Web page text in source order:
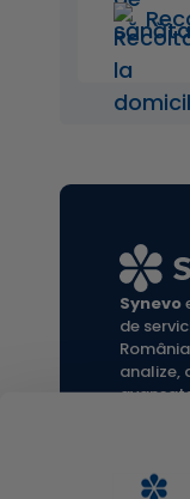
Synevo
de
analize,
Termeni